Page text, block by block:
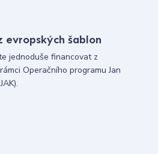
evropských šablon
jednoduše financovat z
Operačního programu Jan